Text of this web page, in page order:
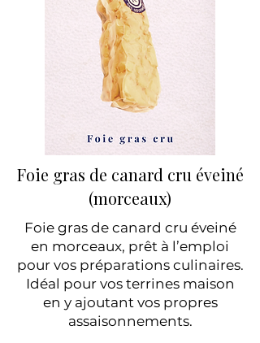
Foie gras de canard cru éveiné
(morceaux)
Foie gras de canard cru éveiné
en morceaux, prêt à l’emploi
pour vos préparations culinaires.
Idéal pour vos terrines maison
en y ajoutant vos propres
assaisonnements.